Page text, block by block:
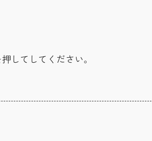
してしてください。